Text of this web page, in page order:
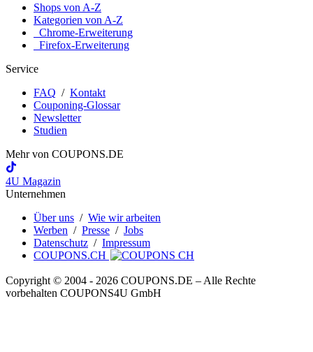
Shops von A-Z
Kategorien von A-Z
Chrome-Erweiterung
Firefox-Erweiterung
Service
FAQ / Kontakt
Couponing-Glossar
Newsletter
Studien
Mehr von COUPONS.DE
4U Magazin
Unternehmen
Über uns / Wie wir arbeiten
Werben / Presse / Jobs
Datenschutz / Impressum
COUPONS.CH
Copyright © 2004 ‐ 2026 COUPONS.DE – Alle Rechte
vorbehalten COUPONS4U GmbH